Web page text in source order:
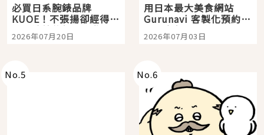
必買日系腕錶品牌
KUOE！不張揚卻經得起
時間洗鍊的經典之作五
選
2026年07月20日
用日本最大美食網站
Gurunavi 客製化預約九
大都市餐廳，打造專屬
美食體驗！
2026年07月03日
No.5 No.6